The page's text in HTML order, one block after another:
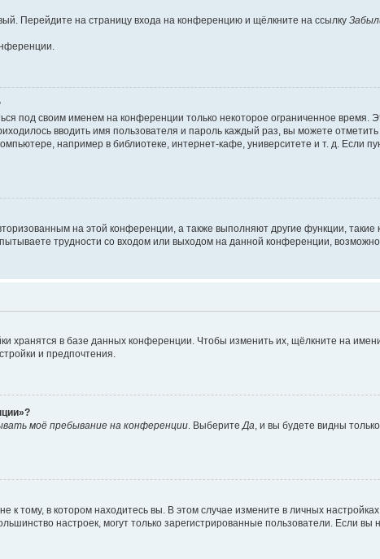
Перейдите на страницу входа на конференцию и щёлкните на ссылку
под своим именем на конференции только некоторое ограниченное время.
вводить имя пользователя и пароль каждый раз, вы можете
например в библиотеке, интернет-кафе, университете и т. д. Если
на этой конференции, а также выполняют другие функции, такие
трудности со входом или выходом на данной конференции,
хранятся в базе данных конференции. Чтобы изменить их, щёлкните на
и предпочтения.
моё пребывание на конференции . Выберите Да , и вы будете видны
тому, в котором находитесь вы. В этом случае измените в личных
настроек, могут только зарегистрированные пользователи. Если